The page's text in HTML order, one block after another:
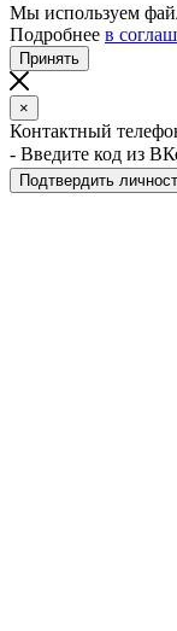
Мы используем
Подробнее в
Принять
×
Контактный
- Введите код из
Подтвердить